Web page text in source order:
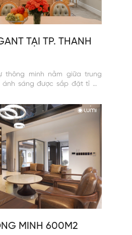
TẠI TP. THANH
thông minh nằm giữa trung
ánh sáng được sắp đặt tỉ mỉ,
MINH 600M2